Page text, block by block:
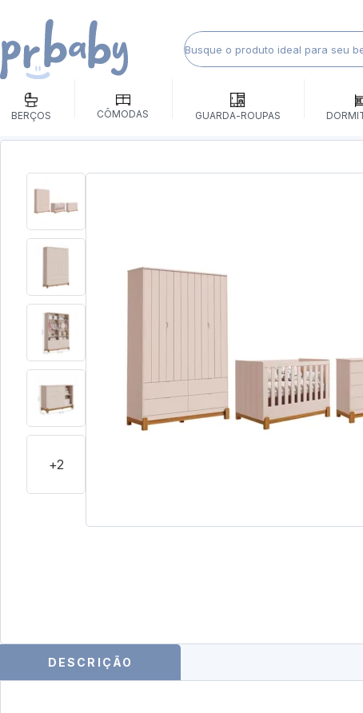
BERÇOS CÔMODAS GUARDA-ROUPAS
+2
DESCRIÇÃO